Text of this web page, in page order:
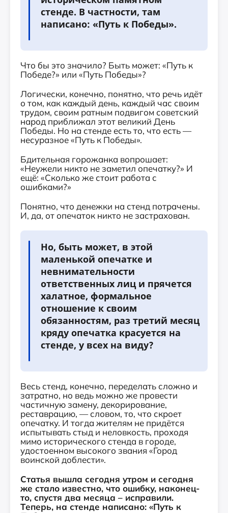
стенде. В частности, там
написано: «Путь к Победы».
Что бы это значило? Быть может: «Путь к
Победе?» или «Путь Победы»?
Логически, конечно, понятно, что речь идёт
о том, как каждый день, каждый час своим
трудом, своим ратным подвигом советский
народ приближал этот великий День
Победы. Но на стенде есть то, что есть —
несуразное «Путь к Победы».
Бдительная горожанка вопрошает:
«Неужели никто не заметил опечатку?» И
ещё: «Сколько же стоит работа с
ошибками?»
Понятно, что денежки на стенд потрачены.
И, да, от опечаток никто не застрахован.
Но, быть может, в этой
маленькой опечатке и
невнимательности
ответственных лиц и прячется
халатное, формальное
отношение к своим
обязанностям, раз третий месяц
кряду опечатка красуется на
стенде, у всех на виду?
Весь стенд, конечно, переделать сложно и
затратно, но ведь можно же провести
частичную замену, декорирование,
реставрацию, — словом, то, что скроет
опечатку. И тогда жителям не придётся
испытывать стыд и неловкость, проходя
мимо исторического стенда в городе,
удостоенном высокого звания «Город
воинской доблести».
Статья вышла сегодня утром и сегодня
же стало известно, что ошибку, наконец-
то, спустя два месяца – исправили.
Теперь, на стенде написано: «Путь к